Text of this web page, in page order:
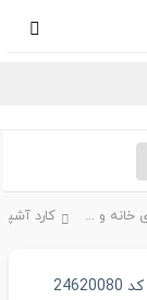
لوازم کاربردی خانه و آشپزخانه کارد آشپزخانه